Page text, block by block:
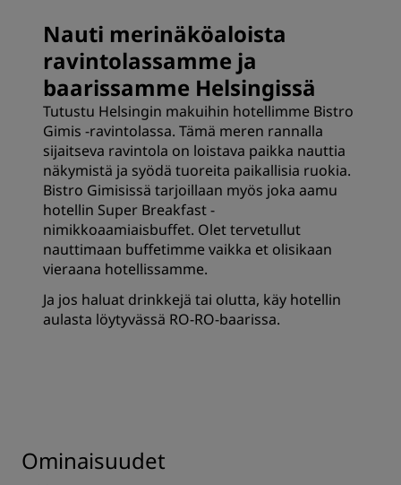
Nauti merinäköaloista
ravintolassamme ja
baarissamme Helsingissä
Tutustu Helsingin makuihin hotellimme Bistro
Gimis -ravintolassa. Tämä meren rannalla
sijaitseva ravintola on loistava paikka nauttia
näkymistä ja syödä tuoreita paikallisia ruokia.
Bistro Gimisissä tarjoillaan myös joka aamu
hotellin Super Breakfast -
nimikkoaamiaisbuffet. Olet tervetullut
nauttimaan buffetimme vaikka et olisikaan
vieraana hotellissamme.
Ja jos haluat drinkkejä tai olutta, käy hotellin
aulasta löytyvässä RO-RO-baarissa.
Ominaisuudet